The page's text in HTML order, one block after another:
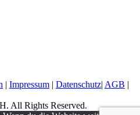
| Impressum | Datenschutz| AGB |
All Rights Reserved.